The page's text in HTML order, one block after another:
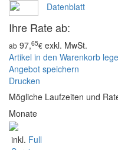
Datenblatt
Ihre Rate ab:
ab 97,65€ exkl. MwSt.
Artikel in den Warenkorb
Angebot speichern
Drucken
Mögliche Laufzeiten und
Monate
inkl. Full